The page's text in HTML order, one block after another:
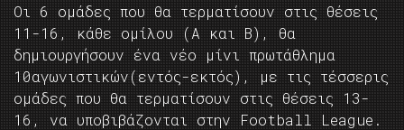
Οι 6 ομάδες που θα τερματίσουν στις θέσεις
11-16, κάθε ομίλου (Α και Β), θα
δημιουργήσουν ένα νέο μίνι πρωτάθλημα
10αγωνιστικών(εντός-εκτός), με τις τέσσερις
ομάδες που θα τερματίσουν στις θέσεις 13-
16, να υποβιβάζονται στην Football League.